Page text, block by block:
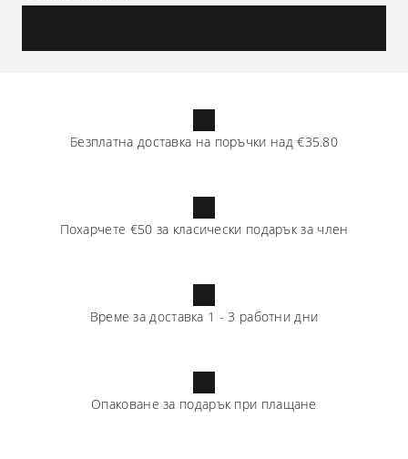
Безплатна доставка на поръчки над €35.80
Похарчете €50 за класически подарък за член
Време за доставка 1 - 3 работни дни
Опаковане за подарък при плащане